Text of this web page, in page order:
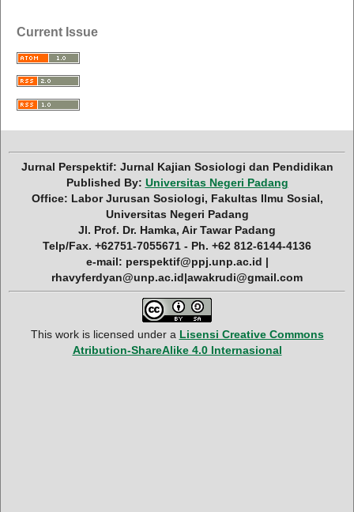
Current Issue
Jurnal Perspektif: Jurnal Kajian Sosiologi dan Pendidikan
Published By: Universitas Negeri Padang
Office: Labor Jurusan Sosiologi, Fakultas Ilmu Sosial,
Universitas Negeri Padang
Jl. Prof. Dr. Hamka, Air Tawar Padang
Telp/Fax. +62751-7055671 - Ph. +62 812-6144-4136
e-mail: perspektif@ppj.unp.ac.id |
rhavyferdyan@unp.ac.id|awakrudi@gmail.com
This work is licensed under a Lisensi Creative Commons
Atribution-ShareAlike 4.0 Internasional